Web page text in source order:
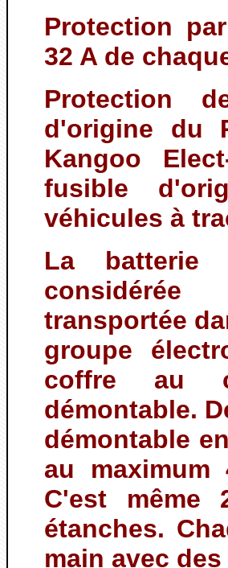
Protection
32 A de
Protection
d'origine du
Kangoo
fusible
véhicules à
La batterie
considérée
transportée
groupe
coffre au
démontable.
démontable
au
C'est
étanches.
main avec